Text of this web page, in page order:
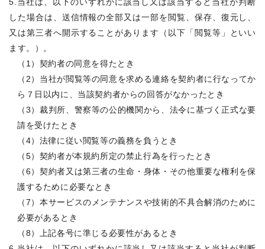
した場合は、送信情報の全部又は一部を閲覧、保存、復元し、
又は第三者へ開示することがあります（以下「閲覧等」といい
ます。）。
（1）契約者の同意を得たとき
（2）当社が閲覧等の同意を求める連絡を契約者に行なってか
ら７日以内に、当該契約者からの回答がなかったとき
（3）裁判所、警察等の公的機関から、法令に基づく正式な要
請を受けたとき
（4）法律に従い閲覧等の義務を負うとき
（5）契約者が本規約所定の禁止行為を行ったとき
（6）契約者又は第三者の生命・身体・その他重要な権利を保
護するために必要なとき
（7）本サービスのメンテナンスや技術的不具合解消のために
必要があるとき
（8）上記各号に準じる必要性があるとき